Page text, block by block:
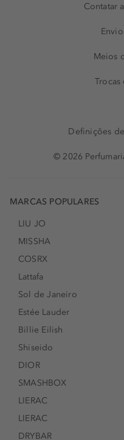
Contatar
Meios
Definições
© 2026
MARCAS POPULARES
LIU JO
MISSHA
COSRX
Lattafa
Sol de Janeiro
Estée Lauder
Billie Eilish
Shiseido
DIOR
SMASHBOX
LIERAC
LIERAC
DRYBAR